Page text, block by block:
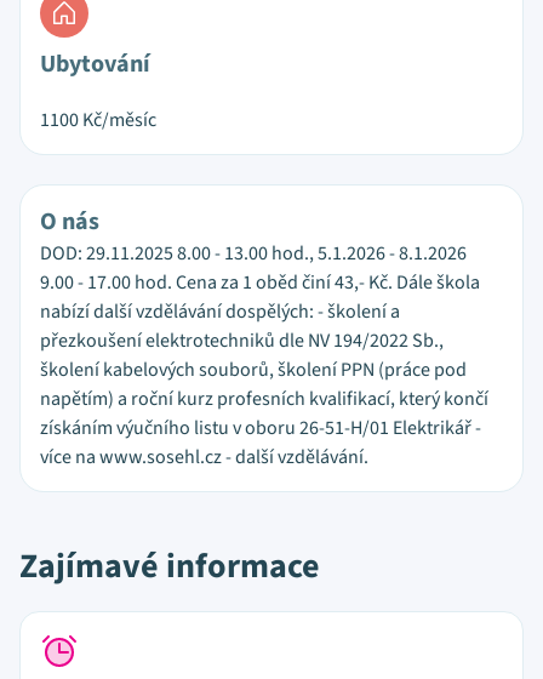
Ubytování
1100Kč/měsíc
O nás
DOD: 29.11.2025 8.00 - 13.00 hod., 5.1.2026 - 8.1.2026
9.00 - 17.00 hod. Cena za 1 oběd činí 43,- Kč. Dále škola
nabízí další vzdělávání dospělých: - školení a
přezkoušení elektrotechniků dle NV 194/2022 Sb.,
školení kabelových souborů, školení PPN (práce pod
napětím) a roční kurz profesních kvalifikací, který končí
získáním výučního listu v oboru 26-51-H/01 Elektrikář -
více na www.sosehl.cz - další vzdělávání.
Zajímavé informace